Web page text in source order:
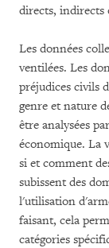
directs, indirects
Les données
ventilées. Les
préjudices civils
genre et nature
être analysées
économique. La
si et comment
subissent des
l'utilisation
faisant, cela
catégories